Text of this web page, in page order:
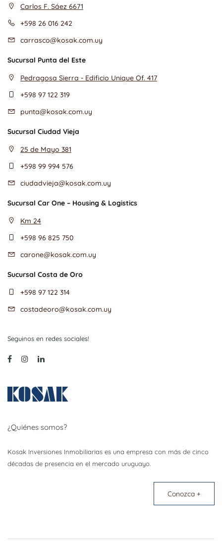
Carlos F. Sáez 6671
+598 26 016 242
carrasco@kosak.com.uy
Sucursal Punta del Este
Pedragosa Sierra - Edificio Unique Of. 417
+598 97 122 319
punta@kosak.com.uy
Sucursal Ciudad Vieja
25 de Mayo 381
+598 99 994 576
ciudadvieja@kosak.com.uy
Sucursal Car One – Housing & Logistics
Km 24
+598 96 825 750
carone@kosak.com.uy
Sucursal Costa de Oro
+598 97 122 314
costadeoro@kosak.com.uy
Seguinos en redes sociales!
¿Quiénes somos?
Kosak Inversiones Inmobiliarias es una empresa con más de cinco
décadas de presencia en el mercado uruguayo.
Conozca +